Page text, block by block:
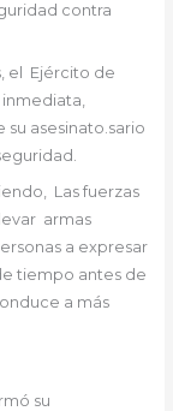
contra
el
Ejército de
asesinato.sario
.
Las fuerzas
armas
a expresar
tiempo antes de
a más
su